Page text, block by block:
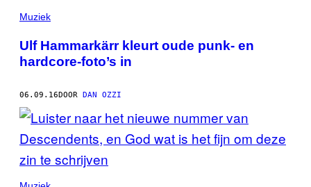
Muziek
Ulf Hammarkärr kleurt oude punk- en
hardcore-foto’s in
06.09.16DOOR DAN OZZI